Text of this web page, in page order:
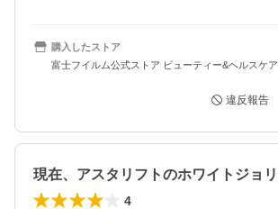
購入したストア
富士フイルム公式ストア ビューティー&ヘルスケア
違反報告
4